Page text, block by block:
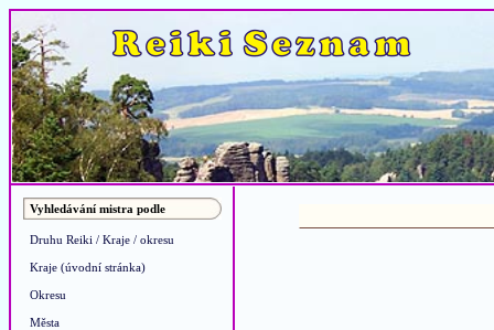
Vyhledávání mistra podle
Druhu Reiki / Kraje / okresu
Kraje (úvodní stránka)
Okresu
Města